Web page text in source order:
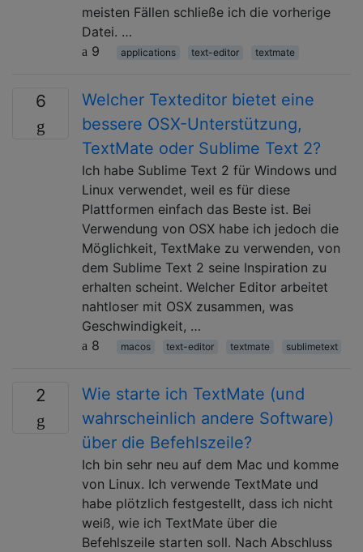
meisten Fällen schließe ich die vorherige
Datei. …
9
applications text-editor textmate
6
Welcher Texteditor bietet eine
bessere OSX-Unterstützung,
TextMate oder Sublime Text 2?
Ich habe Sublime Text 2 für Windows und
Linux verwendet, weil es für diese
Plattformen einfach das Beste ist. Bei
Verwendung von OSX habe ich jedoch die
Möglichkeit, TextMake zu verwenden, von
dem Sublime Text 2 seine Inspiration zu
erhalten scheint. Welcher Editor arbeitet
nahtloser mit OSX zusammen, was
Geschwindigkeit, …
8
macos text-editor textmate sublimetext
2
Wie starte ich TextMate (und
wahrscheinlich andere Software)
über die Befehlszeile?
Ich bin sehr neu auf dem Mac und komme
von Linux. Ich verwende TextMate und
habe plötzlich festgestellt, dass ich nicht
weiß, wie ich TextMate über die
Befehlszeile starten soll. Nach Abschluss